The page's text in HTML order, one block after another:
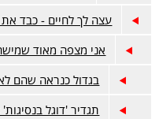
עצה לך לחיים - כבד
אני מצפה מאוד
בגדול כנראה שהם
תגדיר 'דוגל